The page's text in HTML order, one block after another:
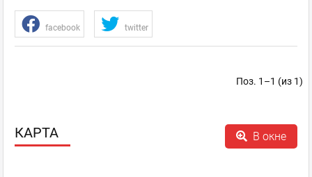
facebook twitter
Поз. 1–1 (из 1)
КАРТА В окне